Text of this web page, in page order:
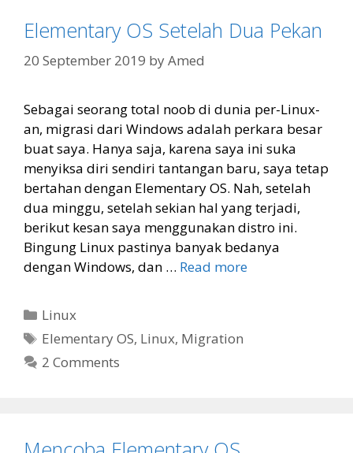
Elementary OS Setelah Dua Pekan
20 September 2019 byAmed
Sebagai seorang total noob di dunia per-Linux-
an, migrasi dari Windows adalah perkara besar
buat saya. Hanya saja, karena saya ini suka
menyiksa diri sendiri tantangan baru, saya tetap
bertahan dengan Elementary OS. Nah, setelah
dua minggu, setelah sekian hal yang terjadi,
berikut kesan saya menggunakan distro ini.
Bingung Linux pastinya banyak bedanya
dengan Windows, dan … Read more
Categories
Linux
Tags
Elementary OS, Linux, Migration
2 Comments